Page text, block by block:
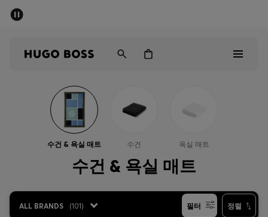
아동복
수건 & 욕실 매트 수건 욕실 매트
수건 & 욕실 매트
ALL BRANDS (101) 필터 정렬